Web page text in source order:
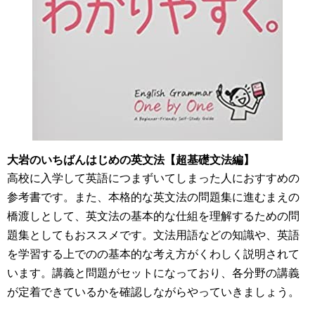
大岩のいちばんはじめの英文法【超基礎文法編】
高校に入学して英語につまずいてしまった人におすすめの
参考書です。また、本格的な英文法の問題集に進むまえの
橋渡しとして、英文法の基本的な仕組を理解するための問
題集としてもおススメです。文法用語などの知識や、英語
を学習する上でのの基本的な考え方がくわしく説明されて
います。講義と問題がセットになっており、各分野の講義
が定着できているかを確認しながらやっていきましょう。